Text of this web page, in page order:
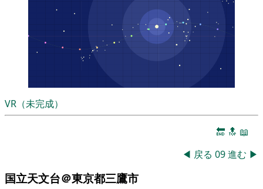
VR（未完成）
🔚 🔝 📖
◀ 戻る 09進む ▶
国立天文台＠東京都三鷹市